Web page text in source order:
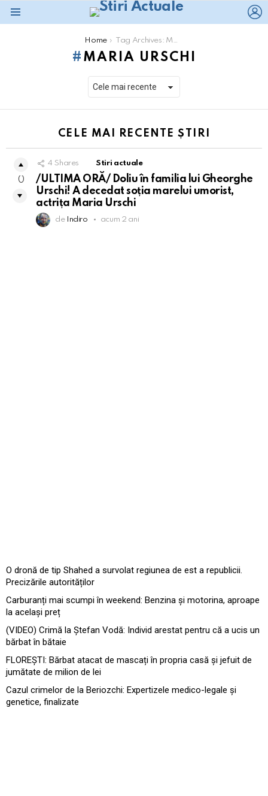
Home Tag Archives: Maria Urschi
MARIA URSCHI
CELE MAI RECENTE ȘTIRI
4 Shares Stiri actuale
/ULTIMA ORĂ/ Doliu în familia lui Gheorghe
Urschi! A decedat soția marelui umorist,
actrița Maria Urschi
de Indiro acum 2 ani
0
O dronă de tip Shahed a survolat regiunea de est a republicii.
Precizările autorităților
Carburanți mai scumpi în weekend: Benzina și motorina, aproape
la același preț
(VIDEO) Crimă la Ștefan Vodă: Individ arestat pentru că a ucis un
bărbat în bătaie
FLOREȘTI: Bărbat atacat de mascați în propria casă și jefuit de
jumătate de milion de lei
Cazul crimelor de la Beriozchi: Expertizele medico-legale și
genetice, finalizate